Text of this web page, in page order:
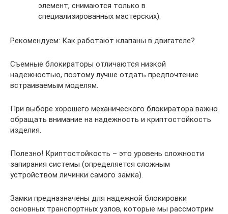
элемент, снимаются только в
специализированных мастерских).
Рекомендуем: Как работают клапаны в двигателе?
Съемные блокираторы отличаются низкой
надежностью, поэтому лучше отдать предпочтение
встраиваемым моделям.
При выборе хорошего механического блокиратора важно
обращать внимание на надежность и криптостойкость
изделия.
Полезно! Криптостойкость – это уровень сложности
запирания системы (определяется сложным
устройством личинки самого замка).
Замки предназначены для надежной блокировки
основных транспортных узлов, которые мы рассмотрим